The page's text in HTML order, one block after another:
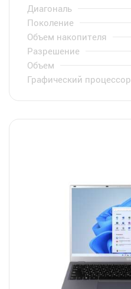
Диагональ
Поколение
Объем накопителя
Разрешение
Объем
Графический процессор